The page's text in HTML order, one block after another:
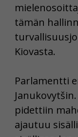
tämän
Kiovasta.
Parlamentti
pidettiin
ajautuu